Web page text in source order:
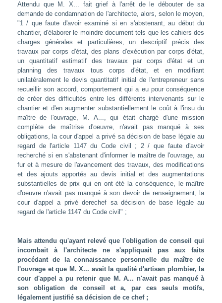
Attendu que M. X... fait grief à l'arrêt de le débouter de sa
demande de condamnation de l'architecte, alors, selon le moyen,
"1 / que faute d'avoir examiné si en s'abstenant, au début du
chantier, d'élaborer le moindre document tels que les cahiers des
charges générales et particulières, un descriptif précis des
travaux par corps d'état, des plans d'exécution par corps d'état,
un quantitatif estimatif des travaux par corps d'état et un
planning des travaux tous corps d'état, et en modifiant
unilatéralement le devis quantitatif initial de l'entrepreneur sans
recueillir son accord, comportement qui a eu pour conséquence
de créer des difficultés entre les différents intervenants sur le
chantier et d'en augmenter substantiellement le coût à l'insu du
maître de l'ouvrage, M. A..., qui était chargé d'une mission
complète de maîtrise d'oeuvre, n'avait pas manqué à ses
obligations, la cour d'appel a privé sa décision de base légale au
regard de l'article 1147 du Code civil ; 2 / que faute d'avoir
recherché si en s'abstenant d'informer le maître de l'ouvrage, au
fur et à mesure de l'avancement des travaux, des modifications
et des ajouts apportés au devis initial et des augmentations
substantielles de prix qui en ont été la conséquence, le maître
d'oeuvre n'avait pas manqué à son devoir de renseignement, la
cour d'appel a privé derechef sa décision de base légale au
regard de l'article 1147 du Code civil" ;
Mais attendu qu'ayant relevé que l'obligation de conseil qui
incombait à l'architecte ne s'appliquait pas aux faits
procédant de la connaissance personnelle du maître de
l'ouvrage et que M. X... avait la qualité d'artisan plombier, la
cour d'appel a pu retenir que M. A... n'avait pas manqué à
son obligation de conseil et a, par ces seuls motifs,
légalement justifié sa décision de ce chef ;